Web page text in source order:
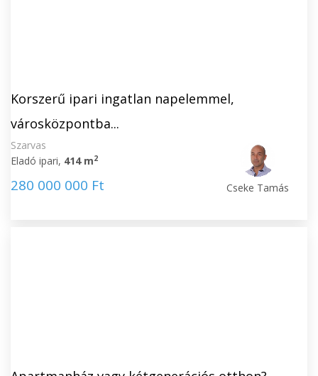
Korszerű ipari ingatlan napelemmel,
városközpontba...
Szarvas
Eladó ipari, 414 m2
280 000 000 Ft Cseke Tamás